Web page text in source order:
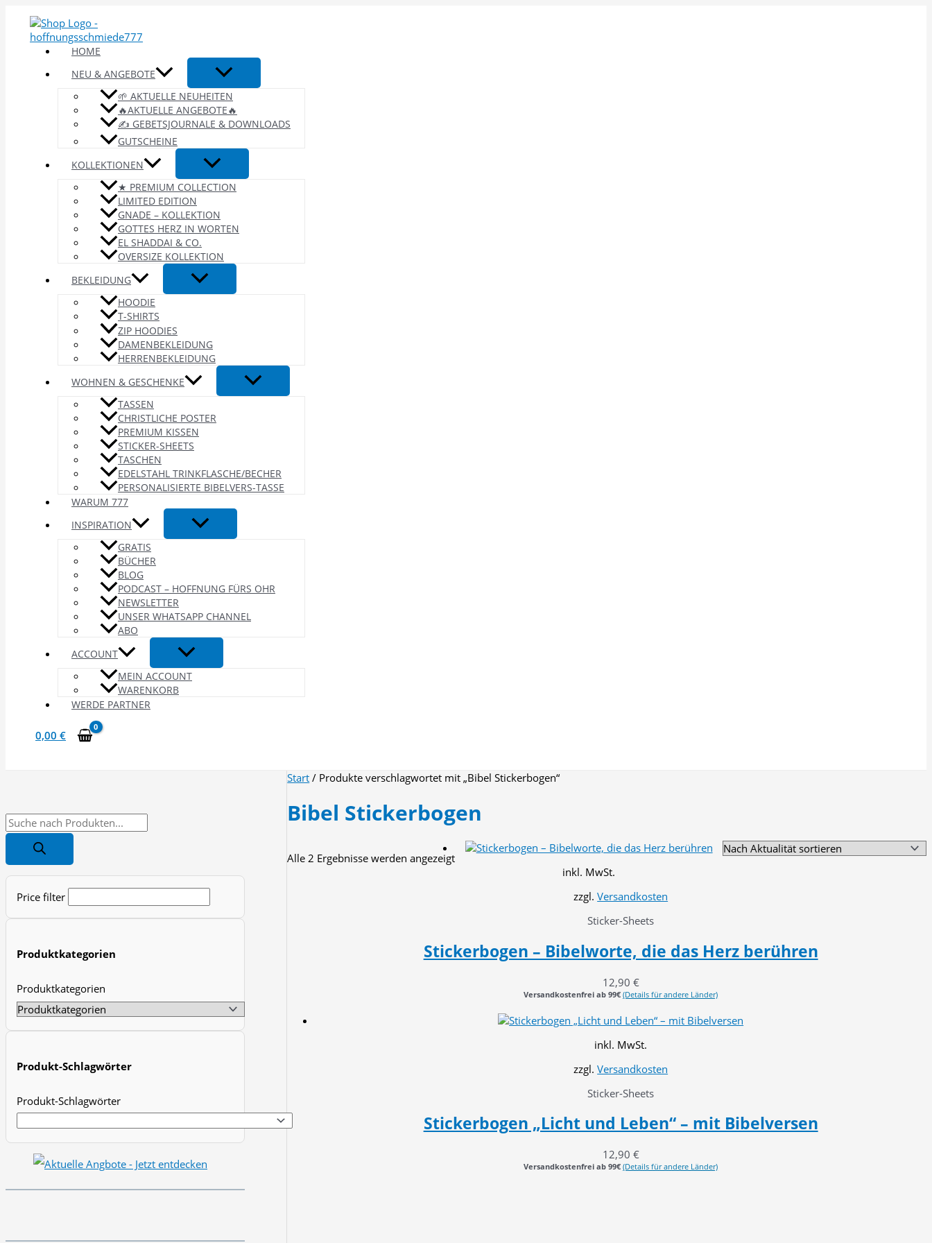
Inhalt
springen
HOME
NEU & ANGEBOTE
🌱 AKTUELLE NEUHEITEN
🔥AKTUELLE ANGEBOTE🔥
✍️ GEBETSJOURNALE & DOWNLOADS
GUTSCHEINE
KOLLEKTIONEN
★ PREMIUM COLLECTION
LIMITED EDITION
GNADE – KOLLEKTION
GOTTES HERZ IN WORTEN
EL SHADDAI & CO.
OVERSIZE KOLLEKTION
BEKLEIDUNG
HOODIE
T-SHIRTS
ZIP HOODIES
DAMENBEKLEIDUNG
HERRENBEKLEIDUNG
WOHNEN & GESCHENKE
TASSEN
CHRISTLICHE POSTER
PREMIUM KISSEN
STICKER-SHEETS
TASCHEN
EDELSTAHL TRINKFLASCHE/BECHER
PERSONALISIERTE BIBELVERS-TASSE
WARUM 777
INSPIRATION
GRATIS
BÜCHER
BLOG
PODCAST – HOFFNUNG FÜRS OHR
NEWSLETTER
UNSER WHATSAPP CHANNEL
ABO
ACCOUNT
MEIN ACCOUNT
WARENKORB
WERDE PARTNER
0,00 €
P
o
c
a
Price filter
Produktkategorien
Produktkategorien
Produkt-Schlagwörter
Produkt-Schlagwörter
Start / Produkte verschlagwortet mit „Bibel Stickerbogen“
Bibel Stickerbogen
Alle 2 Ergebnisse werden angezeigtNach
inkl. MwSt.
zzgl.Versandkosten
Sticker-Sheets
Stickerbogen – Bibelworte, die das Herz berühren
12,90 €
Versandkostenfrei ab 99€ (Details für andere Länder)
inkl. MwSt.
zzgl.Versandkosten
Sticker-Sheets
Stickerbogen „Licht und Leben“ – mit Bibelversen
12,90 €
Versandkostenfrei ab 99€ (Details für andere Länder)